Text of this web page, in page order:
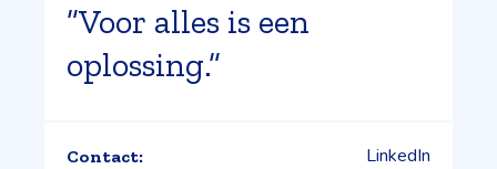
”Voor alles is een
oplossing.”
Contact: LinkedIn